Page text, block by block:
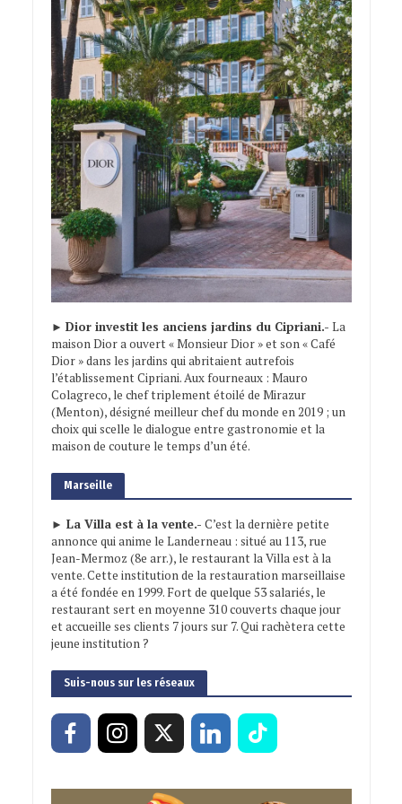
► Dior investit les anciens jardins du Cipriani.- La
maison Dior a ouvert « Monsieur Dior » et son « Café
Dior » dans les jardins qui abritaient autrefois
l’établissement Cipriani. Aux fourneaux : Mauro
Colagreco, le chef triplement étoilé de Mirazur
(Menton), désigné meilleur chef du monde en 2019 ; un
choix qui scelle le dialogue entre gastronomie et la
maison de couture le temps d’un été.
Marseille
► La Villa est à la vente.- C’est la dernière petite
annonce qui anime le Landerneau : situé au 113, rue
Jean-Mermoz (8e arr.), le restaurant la Villa est à la
vente. Cette institution de la restauration marseillaise
a été fondée en 1999. Fort de quelque 53 salariés, le
restaurant sert en moyenne 310 couverts chaque jour
et accueille ses clients 7 jours sur 7. Qui rachètera cette
jeune institution ?
Suis-nous sur les réseaux